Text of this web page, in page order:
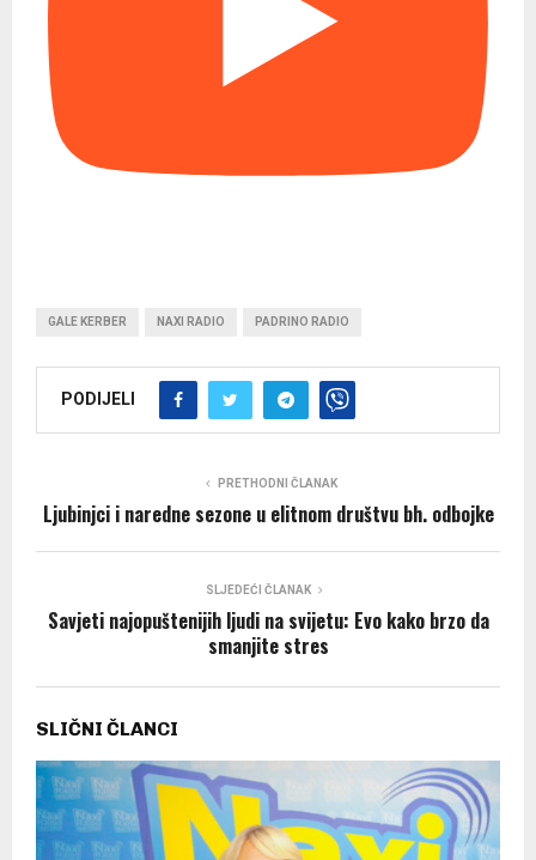
GALE KERBER NAXI RADIO PADRINO RADIO
PODIJELI
PRETHODNI ČLANAK
Ljubinjci i naredne sezone u elitnom društvu bh. odbojke
SLJEDEĆI ČLANAK
Savjeti najopuštenijih ljudi na svijetu: Evo kako brzo da
smanjite stres
SLIČNI ČLANCI